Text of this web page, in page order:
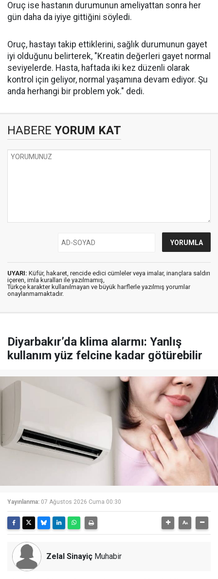
Oruç ise hastanın durumunun ameliyattan sonra her
gün daha da iyiye gittiğini söyledi.
Oruç, hastayı takip ettiklerini, sağlık durumunun gayet
iyi olduğunu belirterek, "Kreatin değerleri gayet normal
seviyelerde. Hasta, haftada iki kez düzenli olarak
kontrol için geliyor, normal yaşamına devam ediyor. Şu
anda herhangi bir problem yok." dedi.
HABERE YORUM KAT
UYARI: Küfür, hakaret, rencide edici cümleler veya imalar, inançlara saldırı
içeren, imla kuralları ile yazılmamış,
Türkçe karakter kullanılmayan ve büyük harflerle yazılmış yorumlar
onaylanmamaktadır.
Diyarbakır’da klima alarmı: Yanlış
kullanım yüz felcine kadar götürebilir
Yayınlanma: 07 Ağustos 2026 Cuma 00:30
Zelal Sinayiç Muhabir